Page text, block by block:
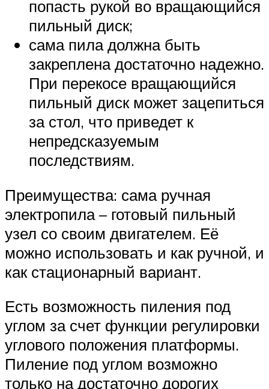
попасть рукой во вращающийся
пильный диск;
сама пила должна быть
закреплена достаточно надежно.
При перекосе вращающийся
пильный диск может зацепиться
за стол, что приведет к
непредсказуемым
последствиям.
Преимущества: сама ручная
электропила – готовый пильный
узел со своим двигателем. Её
можно использовать и как ручной, и
как стационарный вариант.
Есть возможность пиления под
углом за счет функции регулировки
углового положения платформы.
Пиление под углом возможно
только на достаточно дорогих